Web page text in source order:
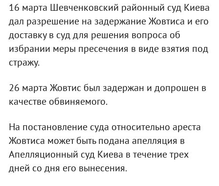
16 марта Шевченковский районный суд Киева
дал разрешение на задержание Жовтиса и его
доставку в суд для решения вопроса об
избрании меры пресечения в виде взятия под
стражу.
26 марта Жовтис был задержан и допрошен в
качестве обвиняемого.
На постановление суда относительно ареста
Жовтиса может быть подана апелляция в
Апелляционный суд Киева в течение трех
дней со дня его вынесения.